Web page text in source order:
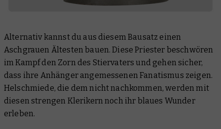
Alternativ kannst du aus diesem Bausatz einen
Aschgrauen Ältesten bauen. Diese Priester beschwören
im Kampf den Zorn des Stiervaters und gehen sicher,
dass ihre Anhänger angemessenen Fanatismus zeigen.
Helschmiede, die dem nicht nachkommen, werden mit
diesen strengen Klerikern noch ihr blaues Wunder
erleben.